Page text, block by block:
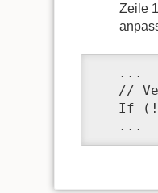
Zeile
   ...
//
If